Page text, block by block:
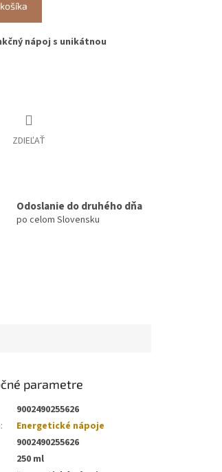
nápoj s unikátnou
ZDIEĽAŤ
Odoslanie do druhého dňa
po celom Slovensku
parametre
9002490255626
:
Energetické nápoje
9002490255626
250 ml